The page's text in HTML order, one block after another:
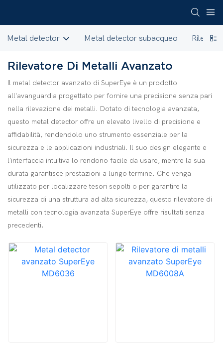
Metal detector Metal detector subacqueo
Rilevatore Di Metalli Avanzato
Il metal detector avanzato di SuperEye è un prodotto
all'avanguardia progettato per fornire una precisione senza pari
nella rilevazione dei metalli. Dotato di tecnologia avanzata,
questo metal detector offre un elevato livello di precisione e
affidabilità, rendendolo uno strumento essenziale per la
sicurezza e le applicazioni industriali. Il suo design elegante e
l'interfaccia intuitiva lo rendono facile da usare, mentre la sua
durata garantisce prestazioni a lungo termine. Che venga
utilizzato per localizzare tesori sepolti o per garantire la
sicurezza di una struttura ad alta sicurezza, questo rilevatore di
metalli con tecnologia avanzata SuperEye offre risultati senza
precedenti.